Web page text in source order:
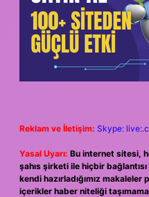
Reklam ve İletişim: Skype:
Yasal Uyarı: Bu internet sitesi,
şahıs şirketi ile hiçbir
kendi hazırladığımız
içerikler haber niteliği